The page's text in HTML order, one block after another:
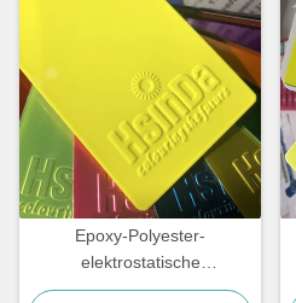
Epoxy-Polyester-
elektrostatische
Pulverbeschichtung